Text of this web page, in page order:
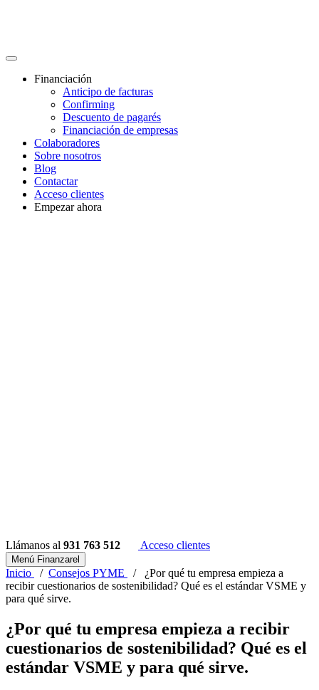
Financiación
Anticipo de facturas
Confirming
Descuento de pagarés
Financiación de empresas
Colaboradores
Sobre nosotros
Blog
Contactar
Acceso clientes
Empezar ahora
Llámanos al 931 763 512 Acceso clientes
Menú Finanzarel
Inicio / Consejos PYME / ¿Por qué tu empresa empieza a
recibir cuestionarios de sostenibilidad? Qué es el estándar VSME y
para qué sirve.
¿Por qué tu empresa empieza a recibir
cuestionarios de sostenibilidad? Qué es el
estándar VSME y para qué sirve.